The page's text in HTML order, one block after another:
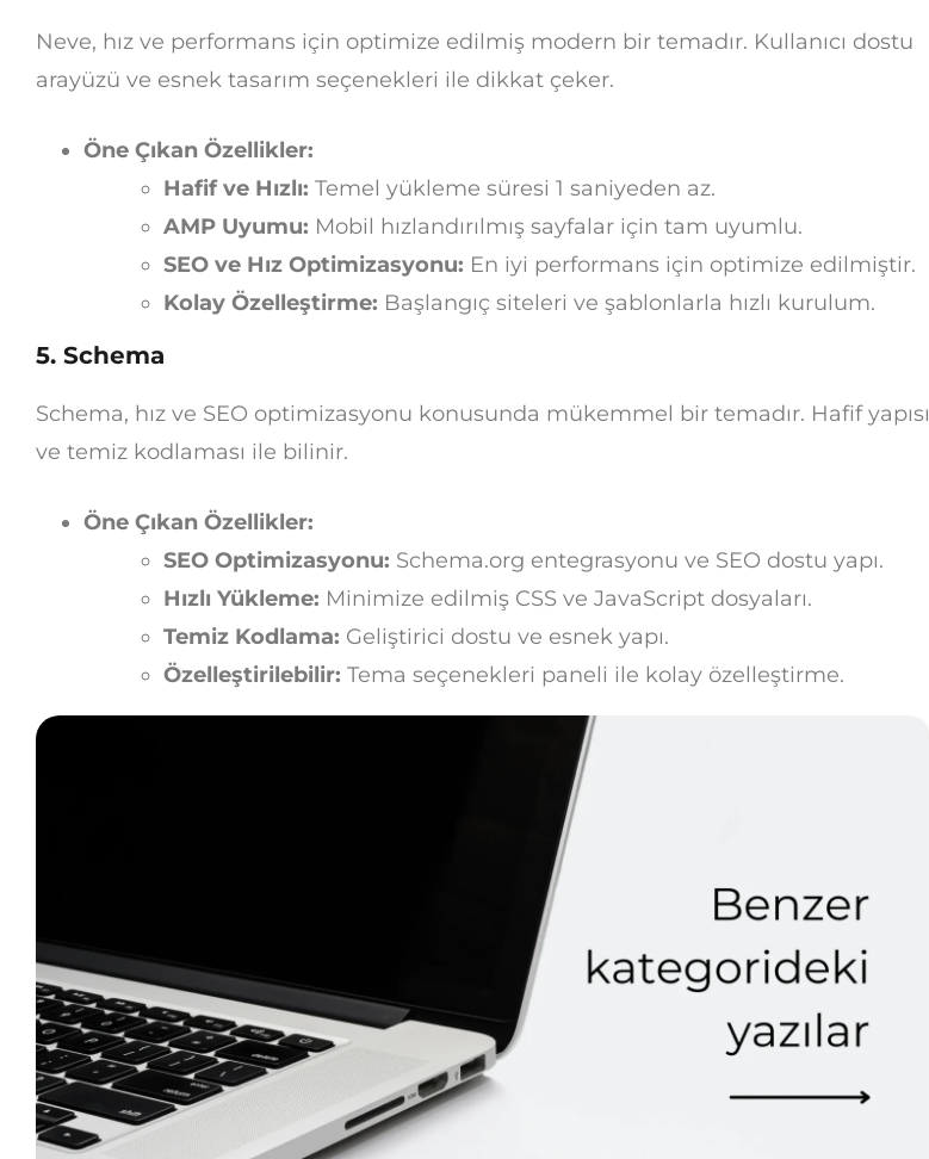
Neve, hız ve performans için optimize edilmiş modern bir temadır. Kullanıcı dostu
arayüzü ve esnek tasarım seçenekleri ile dikkat çeker.
Öne Çıkan Özellikler:
Hafif ve Hızlı: Temel yükleme süresi 1 saniyeden az.
AMP Uyumu: Mobil hızlandırılmış sayfalar için tam uyumlu.
SEO ve Hız Optimizasyonu: En iyi performans için optimize edilmiştir.
Kolay Özelleştirme: Başlangıç siteleri ve şablonlarla hızlı kurulum.
5. Schema
Schema, hız ve SEO optimizasyonu konusunda mükemmel bir temadır. Hafif yapısı
ve temiz kodlaması ile bilinir.
Öne Çıkan Özellikler:
SEO Optimizasyonu: Schema.org entegrasyonu ve SEO dostu yapı.
Hızlı Yükleme: Minimize edilmiş CSS ve JavaScript dosyaları.
Temiz Kodlama: Geliştirici dostu ve esnek yapı.
Özelleştirilebilir: Tema seçenekleri paneli ile kolay özelleştirme.